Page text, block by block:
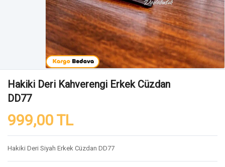
Hakiki Deri Kahverengi Erkek Cüzdan
DD77
999,00 TL
Hakiki Deri Siyah Erkek Cüzdan DD77